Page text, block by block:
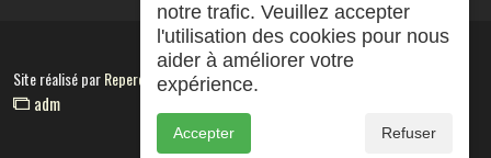
Site réalisé parRepereCom
adm
notre trafic. Veuillez accepter
l'utilisation des cookies pour nous
aider à améliorer votre
expérience.
Accepter Refuser